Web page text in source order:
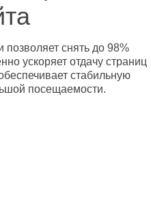
снять до 98%
ускоряет отдачу страниц
стабильную
посещаемости.